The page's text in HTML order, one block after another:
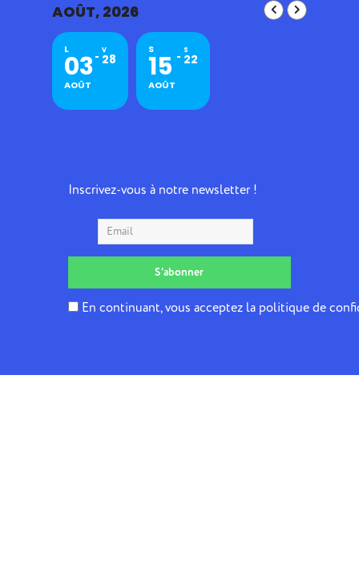
AOÛT, 2026
L
03
AOÛT
V
28
S
15
AOÛT
S
22
Inscrivez-vous à notre newsletter !
En continuant, vous acceptez la politique de